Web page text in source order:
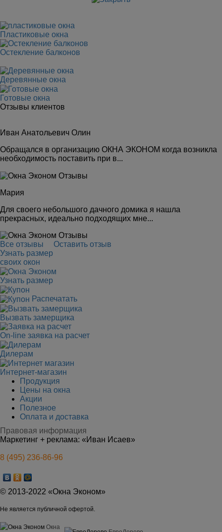
Пластиковые окна
Остекление балконов
Деревянные окна
Готовые окна
Отзывы клиентов
Иван Анатольевич Олин
Обращался в организацию ОКНА ЭКОНОМ когда возникла
необходимость поставить при в...
Мария
Для своего небольшого дачного домика я нашла
прекрасных, идеально подходящих мне...
Все отзывы
Оставить отзыв
Узнать размер
своих окон
Узнать размер
Распечатать
Вызвать замерщика
On-line заявка на расчет
Дилерам
Интернет-магазин
Продукция
Цены на окна
Акции
Полезное
Оплата и доставка
Правовая информация
Маркетинг + реклама: «Иван Исаев»
8 (495) 236-86-96
© 2013-2022 «Окна Эконом»
Не является публичной офертой.
Окна